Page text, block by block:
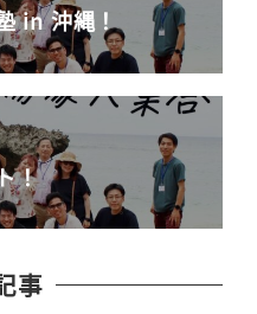
in 沖縄！
！
事